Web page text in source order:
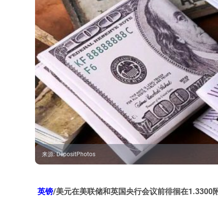
来源:DepositPhotos
英镑/美元在美联储和英国央行会议前徘徊在1.3300